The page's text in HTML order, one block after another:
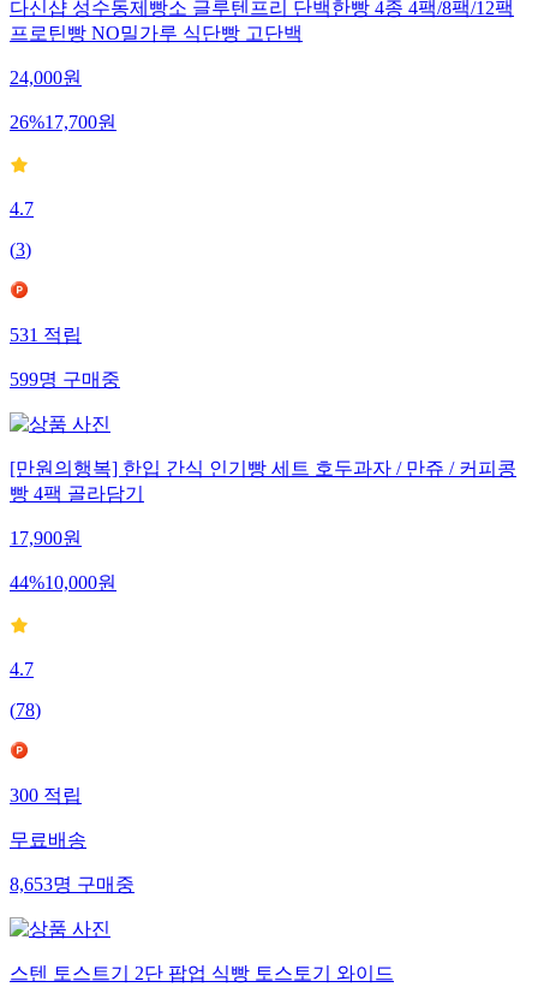
다신샵 성수동제빵소 글루텐프리 단백한빵 4종 4팩/8팩/12팩
프로틴빵 NO밀가루 식단빵 고단백
24,000원
26%17,700원
4.7
(3)
531적립
599명구매중
[만원의행복] 한입 간식 인기빵 세트 호두과자 / 만쥬 / 커피콩
빵 4팩 골라담기
17,900원
44%10,000원
4.7
(78)
300적립
무료배송
8,653명구매중
스텐 토스트기 2단 팝업 식빵 토스토기 와이드